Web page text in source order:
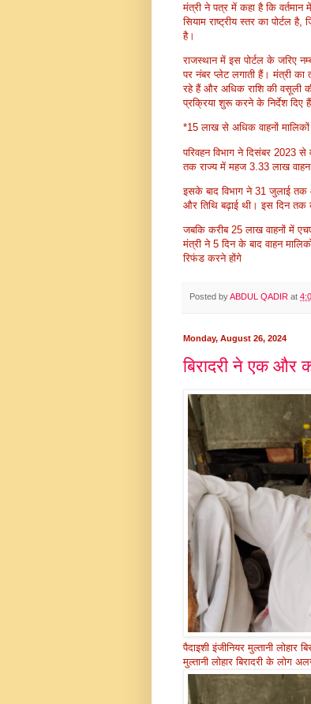
मंत्री ने पत्र में कहा है कि वर्तमान में
सियाम राष्ट्रीय स्तर का पोर्टल
है।
राजस्थान में इस पोर्टल के जरिए
पर नंबर प्लेट लगाती हैं। मंत्री
रहे हैं और अधिक राशि की वसूली
प्रक्रिया शुरू करने के निर्देश दिए हैं
*15 लाख से अधिक वाहनों
परिवहन विभाग ने दिसंबर 2023
तक राज्य में महज 3.33 लाख वाहन
इसके बाद विभाग ने 31 जुलाई
और तिथि बढ़ाई थी। इस दिन तक
जबकि करीब 25 लाख वाहनों में
मंत्री ने 5 दिन के बाद वाहन
रिफंड करने होंगे
Posted byABDUL QADIR at
Monday, August 26, 2024
बिरादरी ने एक और
पैदाइशी इंजीनियर मुल्तानी
मुल्तानी लोहार बिरादरी के